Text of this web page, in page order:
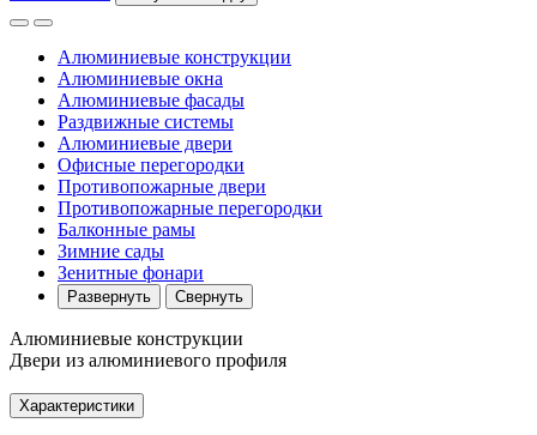
Алюминиевые конструкции
Алюминиевые окна
Алюминиевые фасады
Раздвижные системы
Алюминиевые двери
Офисные перегородки
Противопожарные двери
Противопожарные перегородки
Балконные рамы
Зимние сады
Зенитные фонари
Развернуть Свернуть
Алюминиевые конструкции
Двери из алюминиевого профиля
Характеристики